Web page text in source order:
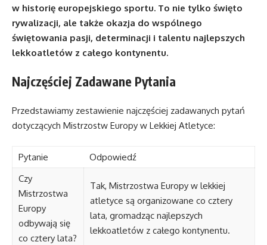
w historię europejskiego sportu. To nie tylko święto
rywalizacji, ale także okazja do wspólnego
świętowania pasji, determinacji i talentu najlepszych
lekkoatletów z całego kontynentu.
Najczęściej Zadawane Pytania
Przedstawiamy zestawienie najczęściej zadawanych pytań
dotyczących Mistrzostw Europy w Lekkiej Atletyce:
Pytanie
Odpowiedź
Czy
Mistrzostwa
Europy
odbywają się
co cztery lata?
Tak, Mistrzostwa Europy w lekkiej
atletyce są organizowane co cztery
lata, gromadząc najlepszych
lekkoatletów z całego kontynentu.